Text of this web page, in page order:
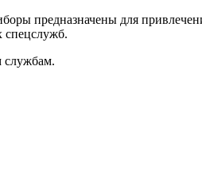
предназначены для
спецслужб.
службам.